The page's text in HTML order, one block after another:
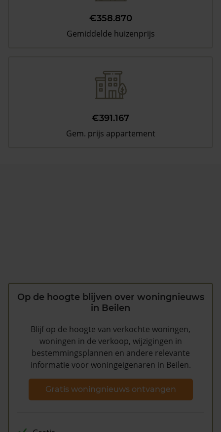
€358.870
Gemiddelde huizenprijs
€391.167
Gem. prijs appartement
Op de hoogte blijven over woningnieuws
in Beilen
Blijf op de hoogte van verkochte woningen,
woningen in de verkoop, wijzigingen in
bestemmingsplannen en andere relevante
informatie voor woningeigenaren in Beilen.
Gratis woningnieuws ontvangen